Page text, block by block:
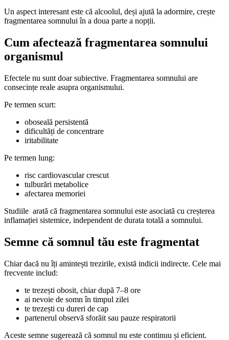
Un aspect interesant este că alcoolul, deși ajută la adormire, crește
fragmentarea somnului în a doua parte a nopții.
Cum afectează fragmentarea somnului
organismul
Efectele nu sunt doar subiective. Fragmentarea somnului are
consecințe reale asupra organismului.
Pe termen scurt:
oboseală persistentă
dificultăți de concentrare
iritabilitate
Pe termen lung:
risc cardiovascular crescut
tulburări metabolice
afectarea memoriei
Studiile arată că fragmentarea somnului este asociată cu creșterea
inflamației sistemice, independent de durata totală a somnului.
Semne că somnul tău este fragmentat
Chiar dacă nu îți amintești trezirile, există indicii indirecte. Cele mai
frecvente includ:
te trezești obosit, chiar după 7–8 ore
ai nevoie de somn în timpul zilei
te trezești cu dureri de cap
partenerul observă sforăit sau pauze respiratorii
Aceste semne sugerează că somnul nu este continuu și eficient.